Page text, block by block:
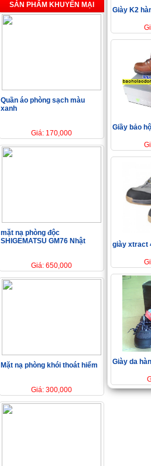
SẢN PHẨM KHUYẾN MẠI
Quần áo phòng sạch màu
xanh
Giá: 170,000
mặt nạ phòng độc
SHIGEMATSU GM76 Nhật
Giá: 650,000
Mặt nạ phòng khói thoát hiểm
Giá: 300,000
Giày K2
Giầy bảo
giày xtract
Giày da